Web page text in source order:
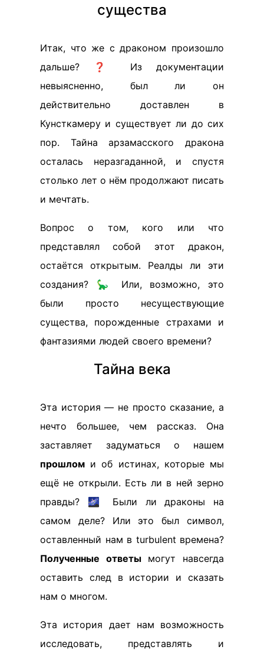
существа
Итак, что же с драконом произошло
дальше? ❓ Из документации
невыясненно, был ли он
действительно доставлен в
Кунсткамеру и существует ли до сих
пор. Тайна арзамасского дракона
осталась неразгаданной, и спустя
столько лет о нём продолжают писать
и мечтать.
Вопрос о том, кого или что
представлял собой этот дракон,
остаётся открытым. Реалды ли эти
создания? 🦕 Или, возможно, это
были просто несуществующие
существа, порожденные страхами и
фантазиями людей своего времени?
Тайна века
Эта история — не просто сказание, а
нечто большее, чем рассказ. Она
заставляет задуматься о нашем
прошлом и об истинах, которые мы
ещё не открыли. Есть ли в ней зерно
правды? 🌌 Были ли драконы на
самом деле? Или это был символ,
оставленный нам в turbulent времена?
Полученные ответымогут навсегда
оставить след в истории и сказать
нам о многом.
Эта история дает нам возможность
исследовать, представлять и